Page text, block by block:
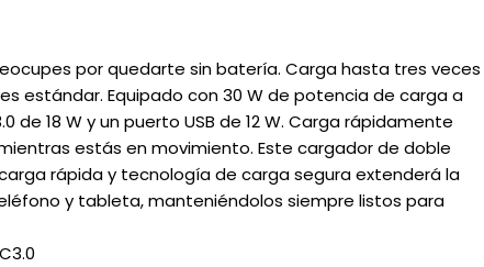
por quedarte sin batería. Carga hasta tres veces
estándar. Equipado con 30 W de potencia de carga a
de 18 W y un puerto USB de 12 W. Carga rápidamente
estás en movimiento. Este cargador de doble
rápida y tecnología de carga segura extenderá la
y tableta, manteniéndolos siempre listos para